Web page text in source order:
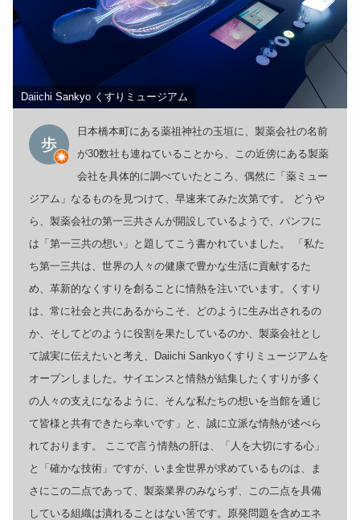
Daiichi Sankyo くすりミュージアム
日本橋本町にある薬祖神社の玉垣に、製薬会社の名前
が30数社も連ねていることから、この近傍にある製薬
会社を具体的に調べていたところ、偶然に「薬ミュー
ジアム」なるものを見つけて、早速来てみた次第です。 どうや
ら、製薬会社の第一三共さんが開設しているようで、パンフに
は「第一三共の想い」と題してこう書かれていました。 「私た
ち第一三共は、世界の人々の健康で豊かな生活に貢献するた
め、革新的なくすりを創ることに情熱を注いでいます。くすり
は、常に社会と共にあるからこそ、どのように生み出されるの
か、そしてどのように役割を果たしているのか、製薬会社とし
て誠実に伝えたいと考え、Daiichi Sankyoくすりミュージアムを
オープンしました。サイエンスと情熱が結集したくすりが多く
の人々の支えになるように、そんな私たちの想いを当館を通じ
て皆様と共有できたら幸いです」と、誠に立派な情熱が述べら
れております。 ここで言う情熱の肝は、「人を大切にする心」
と「確かな技術」ですが、いま全世界が求めているものは、ま
さにこの二点であって、製薬業界のみならず、この二点を具備
している組織は潰れることはない筈です。原発問題を含めエネ